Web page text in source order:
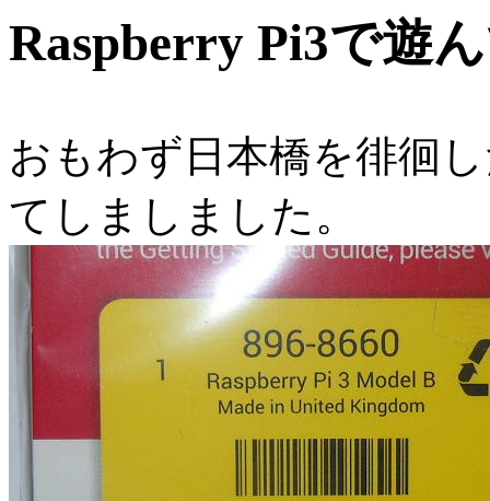
Raspberry Pi3で遊
おもわず日本橋を徘徊
てしましました。